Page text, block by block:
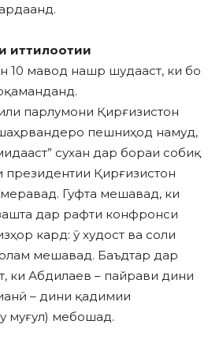
иттилоотии
10 мавод нашр шудааст, ки бо
парлумони Қирғизистон
пешниҳод намуд,
сухан дар бораи собиқ
Қирғизистон
Гуфта мешавад, ки
дар рафти конфронси
кард: ӯ худост ва соли
мешавад. Баъдтар дар
ки Абдилаев – пайрави дини
– дини қадимии
муғул) мебошад.